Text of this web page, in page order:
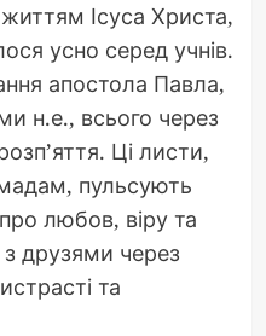
Ісуса Христа,
усно серед учнів.
апостола Павла,
н.е., всього через
Ці листи,
пульсують
любов, віру та
друзями через
та